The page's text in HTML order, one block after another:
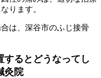
ります。
は、深谷市のふじ接骨
するとどうなってし
灸院